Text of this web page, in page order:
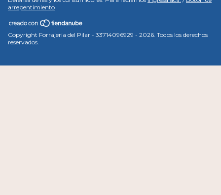
arrepentimiento
Copyright Forrajeria del Pilar - 33714096929 - 2026. Todos los derechos
reservados.